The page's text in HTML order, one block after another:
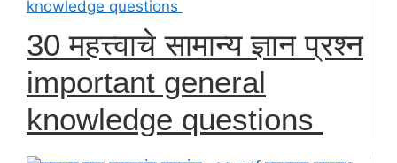
30 महत्त्वाचे सामान्य ज्ञान प्रश्न
important general
knowledge questions